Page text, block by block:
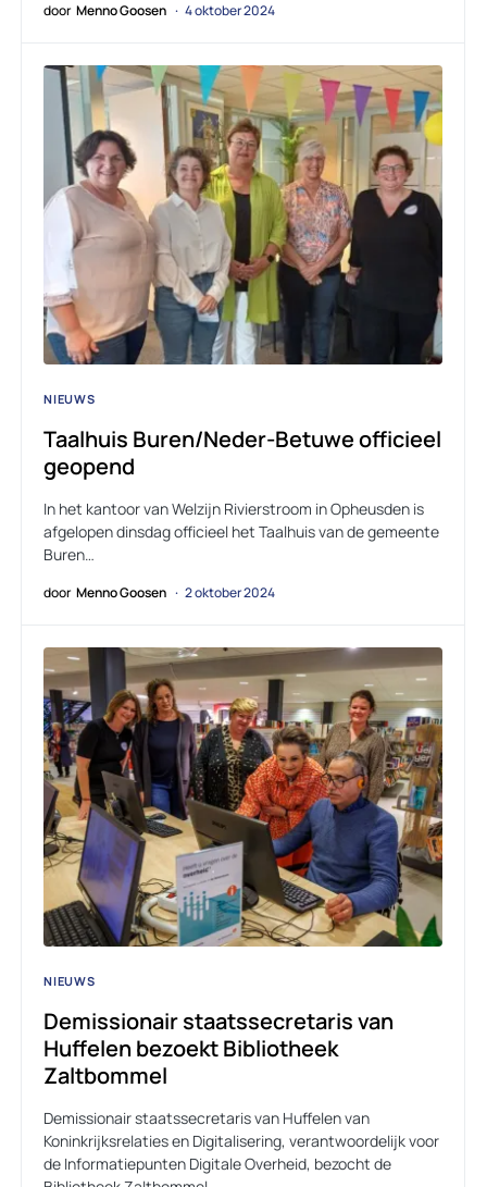
door Menno Goosen 4 oktober 2024
NIEUWS
Taalhuis Buren/Neder-Betuwe officieel
geopend
In het kantoor van Welzijn Rivierstroom in Opheusden is
afgelopen dinsdag officieel het Taalhuis van de gemeente
Buren…
door Menno Goosen 2 oktober 2024
NIEUWS
Demissionair staatssecretaris van
Huffelen bezoekt Bibliotheek
Zaltbommel
Demissionair staatssecretaris van Huffelen van
Koninkrijksrelaties en Digitalisering, verantwoordelijk voor
de Informatiepunten Digitale Overheid, bezocht de